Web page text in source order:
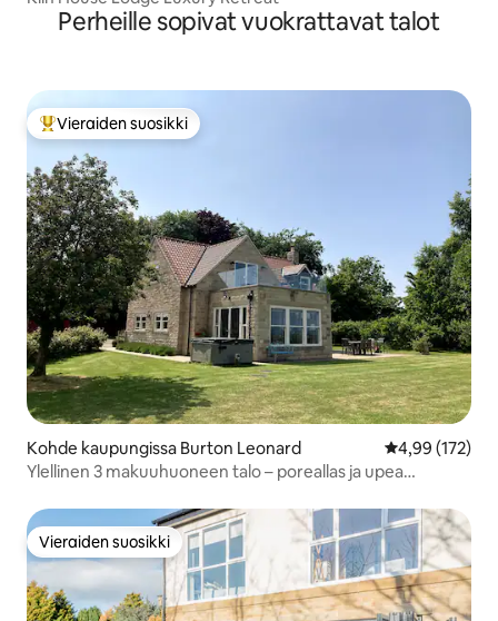
Perheille sopivat vuokrattavat talot
Vieraiden suosikkien parhaimmistoa
Vieraiden suosikki
Kohde kaupungissa Burton Leonard
4,99 (172)
Ylellinen 3 makuuhuoneen talo – poreallas ja upea
Vieraiden suosikki
Vieraiden suosikki